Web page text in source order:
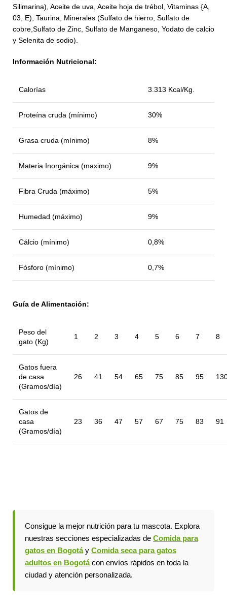
Silimarina), Aceite de uva, Aceite hoja de trébol, Vitaminas {A,
03, E), Taurina, Minerales (Sulfato de hierro, Sulfato de
cobre,Sulfato de Zinc, Sulfato de Manganeso, Yodato de calcio
y Selenita de sodio).
Información Nutricional:
Calorías 3.313 Kcal/Kg.
Proteína cruda (mínimo) 30%
Grasa cruda (mínimo) 8%
Materia Inorgánica (maximo) 9%
Fibra Cruda (máximo) 5%
Humedad (máximo) 9%
Cálcio (mínimo) 0,8%
Fósforo (mínimo) 0,7%
Guía de Alimentación:
Peso del
gato (Kg)
1 2 3 4 5 6 7 8
Gatos fuera
de casa
(Gramos/día)
26 41 54 65 75 85 95
Gatos de
casa
(Gramos/día)
23 36 47 57 67 75 83 91
Consigue la mejor nutrición para tu mascota. Explora
nuestras secciones especializadas de Comida para
gatos en Bogotáy Comida seca para gatos
adultos en Bogotácon envíos rápidos en toda la
ciudad y atención personalizada.